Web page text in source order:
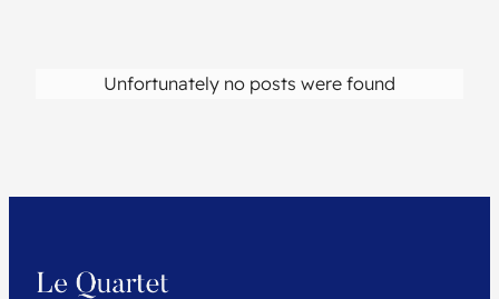
Unfortunately no posts were found